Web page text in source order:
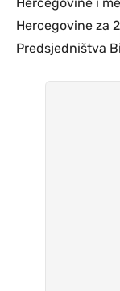
Hеrcеgоvinе zа
Predsjedništva